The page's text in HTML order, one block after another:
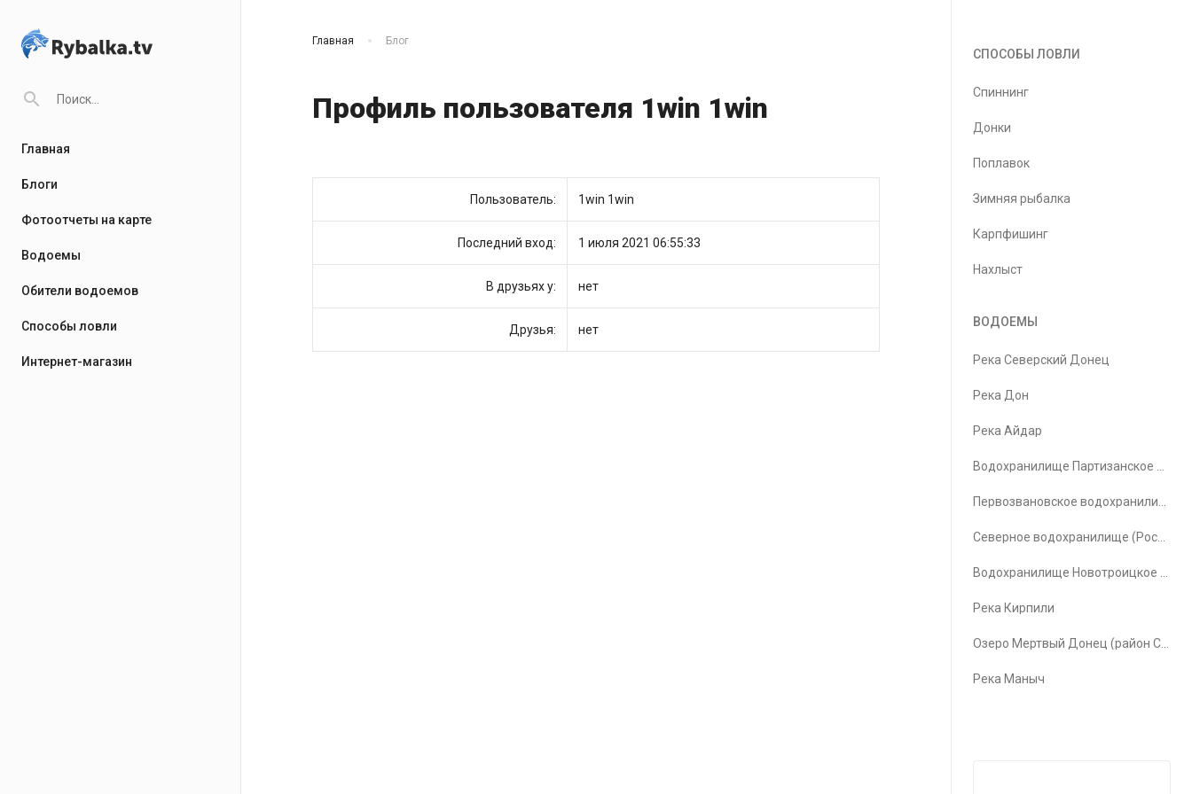
search
Главная
Блоги
Фотоотчеты на карте
Водоемы
Обители водоемов
Способы ловли
Интернет-магазин
Главная Блог
Профиль пользователя 1win 1win
Пользователь: 1win 1win
Последний вход: 1 июля 2021 06:55:33
В друзьях у: нет
Друзья: нет
СПОСОБЫ ЛОВЛИ
Спиннинг
Донки
Поплавок
Зимняя рыбалка
Карпфишинг
Нахлыст
ВОДОЕМЫ
Река Северский Донец
Река Дон
Река Айдар
Река Кирпили
Река Маныч